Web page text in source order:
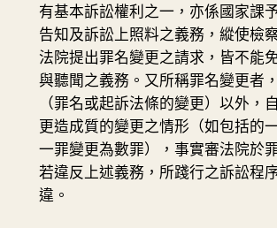
有基本訴訟權利之一，亦係國家課
告知及訴訟上照料之義務，縱使檢
法院提出罪名變更之請求，皆不能
與聽聞之義務。又所稱罪名變更者
（罪名或起訴法條的變更）以外，
更造成質的變更之情形（如包括的
一罪變更為數罪），事實審法院於
若違反上述義務，所踐行之訴訟程
違。